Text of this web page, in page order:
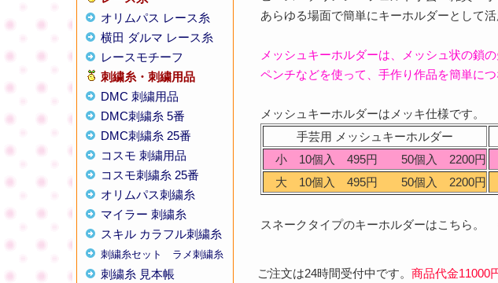
オリムパス レース糸
横田 ダルマ レース糸
レースモチーフ
刺繍糸・刺繍用品
DMC 刺繍用品
DMC刺繍糸 5番
DMC刺繍糸 25番
コスモ 刺繍用品
コスモ刺繍糸 25番
オリムパス刺繍糸
マイラー 刺繍糸
スキル カラフル刺繍糸
刺繍糸セット ラメ刺繍糸
刺繍糸 見本帳
あらゆる場面で簡単にキーホルダーとして活
メッシュキーホルダーは、メッシュ状の鎖
ペンチなどを使って、手作り作品を簡単につ
メッシュキーホルダーはメッキ仕様です。
手芸用 メッシュキーホルダー
小 10個入 495円 50個入 2200円
大 10個入 495円 50個入 2200円
スネークタイプのキーホルダーはこちら
ご注文は24時間受付中です。 商品代金11000